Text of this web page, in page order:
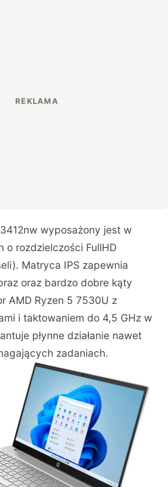
wyposażony jest w
o rozdzielczości FullHD
Matryca IPS zapewnia
oraz bardzo dobre kąty
AMD Ryzen 5 7530U z
i taktowaniem do 4,5 GHz w
płynne działanie nawet
zadaniach.